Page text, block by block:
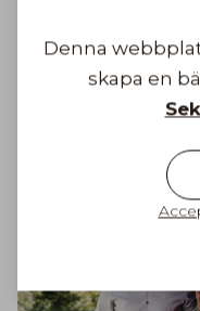
Frakt från 6,90 €
Bli
Denna
skapa en